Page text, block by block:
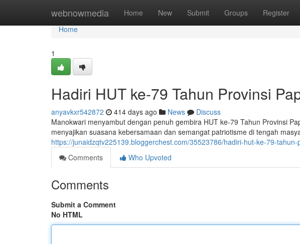
webnowmedia Home New Submit Groups Register
Home
Home
1
Hadiri HUT ke-79 Tahun Provinsi
anyavkxr542872 414 days ago News
Discuss
Manokwari menyambut dengan penuh gembira HUT ke-79 Tahun Provinsi
menyajikan suasana kebersamaan dan semangat patriotisme di tengah
https://junaidzqtv225139.bloggerchest.com/35523786/hadiri-hut-ke-79-
Comments
Who Upvoted
Comments
Submit a Comment
No HTML